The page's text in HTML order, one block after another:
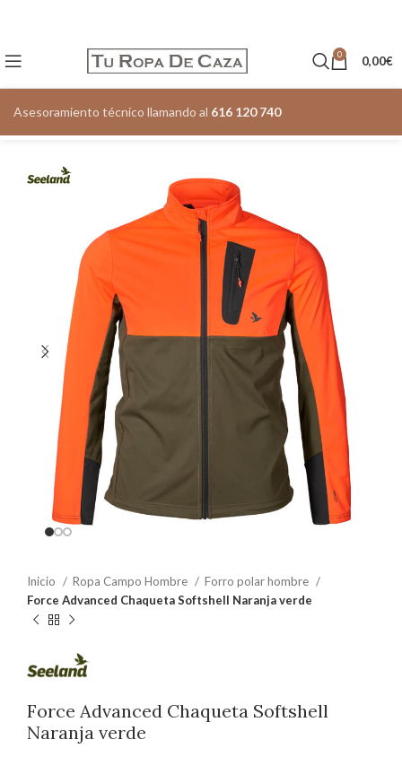
0 0,00€
Asesoramiento técnico llamando al 616 120 740
Inicio Ropa Campo Hombre
Forro polar hombre
Force Advanced Chaqueta Softshell Naranja verde
Force Advanced Chaqueta Softshell
Naranja verde